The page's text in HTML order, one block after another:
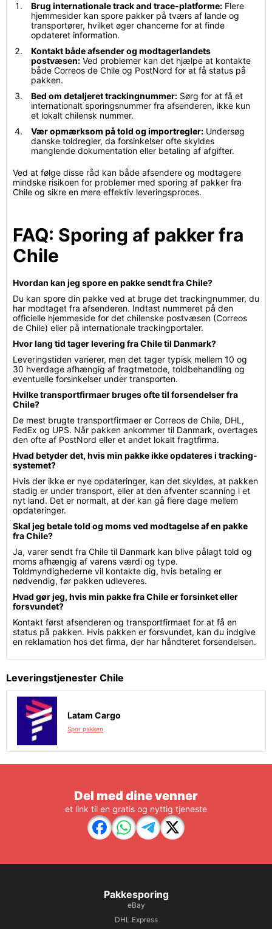
Brug internationale track and trace-platforme: Flere
hjemmesider kan spore pakker på tværs af lande og
transportører, hvilket øger chancerne for at finde
opdateret information.
Kontakt både afsender og modtagerlandets
postvæsen: Ved problemer kan det hjælpe at kontakte
både Correos de Chile og PostNord for at få status på
pakken.
Bed om detaljeret trackingnummer: Sørg for at få et
internationalt sporingsnummer fra afsenderen, ikke kun
et lokalt chilensk nummer.
Vær opmærksom på told og importregler: Undersøg
danske toldregler, da forsinkelser ofte skyldes
manglende dokumentation eller betaling af afgifter.
Ved at følge disse råd kan både afsendere og modtagere
mindske risikoen for problemer med sporing af pakker fra
Chile og sikre en mere effektiv leveringsproces.
FAQ: Sporing af pakker fra
Chile
Hvordan kan jeg spore en pakke sendt fra Chile?
Du kan spore din pakke ved at bruge det trackingnummer, du
har modtaget fra afsenderen. Indtast nummeret på den
officielle hjemmeside for det chilenske postvæsen (Correos
de Chile) eller på internationale trackingportaler.
Hvor lang tid tager levering fra Chile til Danmark?
Leveringstiden varierer, men det tager typisk mellem 10 og
30 hverdage afhængig af fragtmetode, toldbehandling og
eventuelle forsinkelser under transporten.
Hvilke transportfirmaer bruges ofte til forsendelser fra
Chile?
De mest brugte transportfirmaer er Correos de Chile, DHL,
FedEx og UPS. Når pakken ankommer til Danmark, overtages
den ofte af PostNord eller et andet lokalt fragtfirma.
Hvad betyder det, hvis min pakke ikke opdateres i tracking-
systemet?
Hvis der ikke er nye opdateringer, kan det skyldes, at pakken
stadig er under transport, eller at den afventer scanning i et
nyt land. Det er normalt, at der kan gå flere dage mellem
opdateringer.
Skal jeg betale told og moms ved modtagelse af en pakke
fra Chile?
Ja, varer sendt fra Chile til Danmark kan blive pålagt told og
moms afhængig af varens værdi og type.
Toldmyndighederne vil kontakte dig, hvis betaling er
nødvendig, før pakken udleveres.
Hvad gør jeg, hvis min pakke fra Chile er forsinket eller
forsvundet?
Kontakt først afsenderen og transportfirmaet for at få en
status på pakken. Hvis pakken er forsvundet, kan du indgive
en reklamation hos det firma, der har håndteret forsendelsen.
Leveringstjenester Chile
Latam Cargo
Spor pakken
Del med dine venner
et link til en gratis og nyttig tjeneste
Pakkesporing
eBay
DHL Express